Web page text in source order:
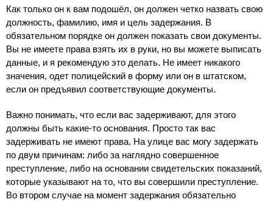
Как только он к вам подошёл, он должен четко назвать свою
должность, фамилию, имя и цель задержания. В
обязательном порядке он должен показать свои документы.
Вы не имеете права взять их в руки, но вы можете выписать
данные, и я рекомендую это делать. Не имеет никакого
значения, одет полицейский в форму или он в штатском,
если он предъявил соответствующие документы.
Важно понимать, что если вас задерживают, для этого
должны быть какие-то основания. Просто так вас
задерживать не имеют права. На улице вас могу задержать
по двум причинам: либо за наглядно совершенное
преступление, либо на основании свидетельских показаний,
которые указывают на то, что вы совершили преступление.
Во втором случае на момент задержания обязательно